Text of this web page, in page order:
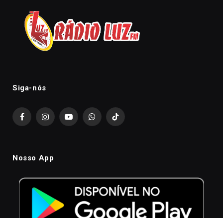
Siga-nós
FacebookInstagramYouTubeWhatsAppTikTok
Nosso App